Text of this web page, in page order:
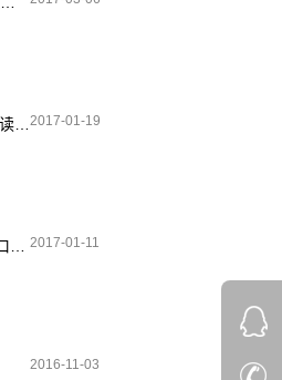
RS-2800参数混乱/不能自动读卡处理办法2017-01-19
读写器能否同时接串口和网口或者串口和485口 2017-01-11
2016-11-03